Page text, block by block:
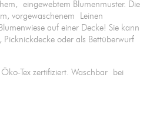
eingewebtem Blumenmuster. Die
vorgewaschenem Leinen
auf einer Decke! Sie kann
Picknickdecke oder als Bettüberwurf
Tex zertifiziert. Waschbar bei